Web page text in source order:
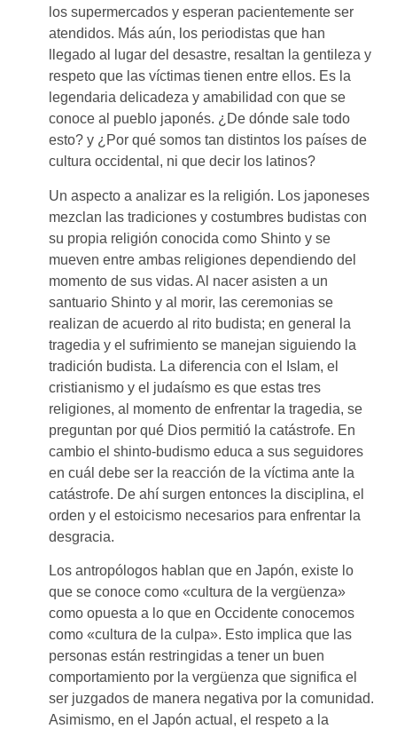
los supermercados y esperan pacientemente ser
atendidos. Más aún, los periodistas que han
llegado al lugar del desastre, resaltan la gentileza y
respeto que las víctimas tienen entre ellos. Es la
legendaria delicadeza y amabilidad con que se
conoce al pueblo japonés. ¿De dónde sale todo
esto? y ¿Por qué somos tan distintos los países de
cultura occidental, ni que decir los latinos?
Un aspecto a analizar es la religión. Los japoneses
mezclan las tradiciones y costumbres budistas con
su propia religión conocida como Shinto y se
mueven entre ambas religiones dependiendo del
momento de sus vidas. Al nacer asisten a un
santuario Shinto y al morir, las ceremonias se
realizan de acuerdo al rito budista; en general la
tragedia y el sufrimiento se manejan siguiendo la
tradición budista. La diferencia con el Islam, el
cristianismo y el judaísmo es que estas tres
religiones, al momento de enfrentar la tragedia, se
preguntan por qué Dios permitió la catástrofe. En
cambio el shinto-budismo educa a sus seguidores
en cuál debe ser la reacción de la víctima ante la
catástrofe. De ahí surgen entonces la disciplina, el
orden y el estoicismo necesarios para enfrentar la
desgracia.
Los antropólogos hablan que en Japón, existe lo
que se conoce como «cultura de la vergüenza»
como opuesta a lo que en Occidente conocemos
como «cultura de la culpa». Esto implica que las
personas están restringidas a tener un buen
comportamiento por la vergüenza que significa el
ser juzgados de manera negativa por la comunidad.
Asimismo, en el Japón actual, el respeto a la